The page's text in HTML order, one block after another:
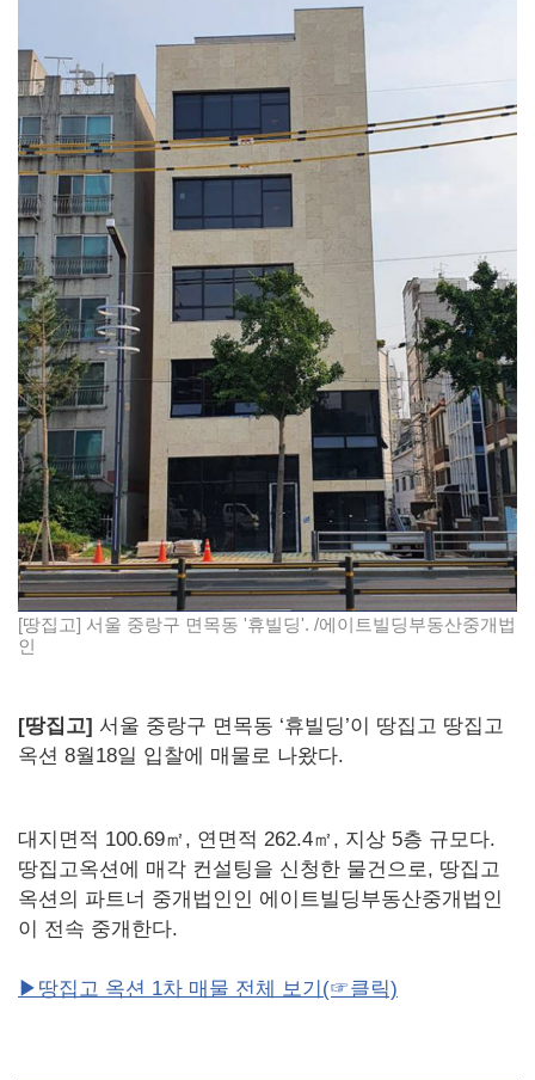
[땅집고] 서울 중랑구 면목동 '휴빌딩'. /에이트빌딩부동산중개법
인
[땅집고] 서울 중랑구 면목동 ‘휴빌딩’이 땅집고 땅집고
옥션 8월18일 입찰에 매물로 나왔다.
대지면적 100.69㎡, 연면적 262.4㎡, 지상 5층 규모다.
땅집고옥션에 매각 컨설팅을 신청한 물건으로, 땅집고
옥션의 파트너 중개법인인 에이트빌딩부동산중개법인
이 전속 중개한다.
▶땅집고 옥션 1차 매물 전체 보기(☞클릭)